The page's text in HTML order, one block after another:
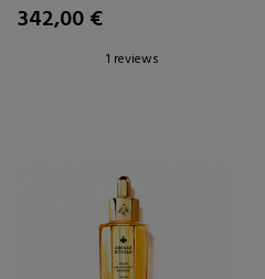
342,00 €
1 reviews